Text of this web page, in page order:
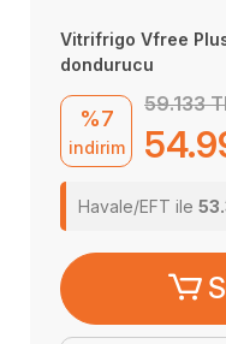
Vitrifrigo Vfree
dondurucu
%7
indirim
59.133
Havale/EFT ile